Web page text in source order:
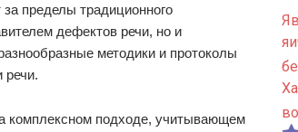
пределы традиционного
дефектов речи, но и
методики и протоколы
речи.
комплексном подходе, учитывающем